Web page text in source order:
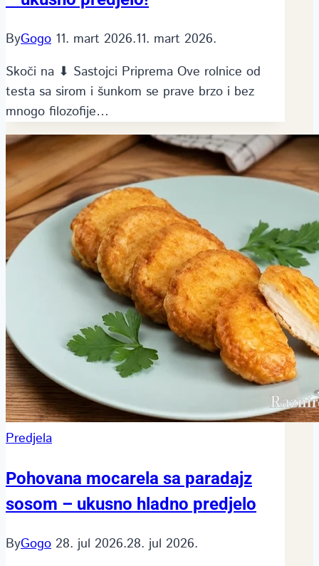
ByGogo 11. mart 2026.11. mart 2026.
Skoči na ⬇ Sastojci Priprema Ove rolnice od
testa sa sirom i šunkom se prave brzo i bez
mnogo filozofije…
Predjela
Pohovana mocarela sa paradajz
sosom – ukusno hladno predjelo
ByGogo 28. jul 2026.28. jul 2026.